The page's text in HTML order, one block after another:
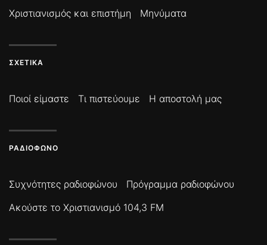
Χριστιανισμός και επιστήμη
Μηνύματα
ΣΧΕΤΙΚΆ
Ποιοί είμαστε Τι πιστεύουμε Η αποστολή μας
ΡΑΔΙΌΦΩΝΟ
Συχνότητες ραδιοφώνου
Πρόγραμμα ραδιοφώνου
Ακούστε το Χριστιανισμό 104,3 FM